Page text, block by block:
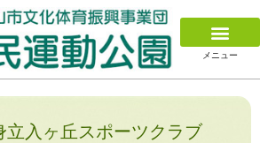
メニュー
立入ヶ丘スポーツクラブ